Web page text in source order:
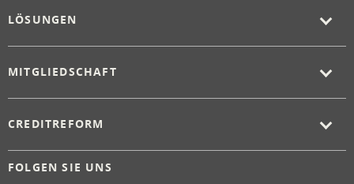
LÖSUNGEN
MITGLIEDSCHAFT
CREDITREFORM
FOLGEN SIE UNS